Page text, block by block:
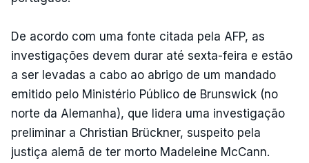
De acordo com uma fonte citada pela AFP, as
investigações devem durar até sexta-feira e estão
a ser levadas a cabo ao abrigo de um mandado
emitido pelo Ministério Público de Brunswick (no
norte da Alemanha), que lidera uma investigação
preliminar a Christian Brückner, suspeito pela
justiça alemã de ter morto Madeleine McCann.